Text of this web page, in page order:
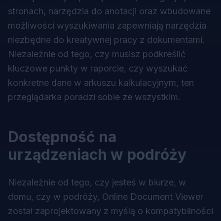
stronach, narzędzia do anotacji oraz wbudowane
możliwości wyszukiwania zapewniają narzędzia
niezbędne do kreatywnej pracy z dokumentami.
Niezależnie od tego, czy musisz podkreślić
kluczowe punkty w raporcie, czy wyszukać
konkretne dane w arkuszu kalkulacyjnym, ten
przeglądarka poradzi sobie ze wszystkim.
Dostępność na
urządzeniach w podróży
Niezależnie od tego, czy jesteś w biurze, w
domu, czy w podróży, Online Document Viewer
został zaprojektowany z myślą o kompatybilności